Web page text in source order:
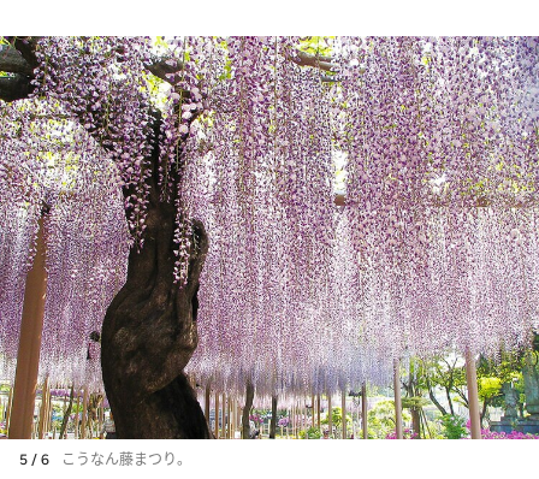
5 / 6 こうなん藤まつり。